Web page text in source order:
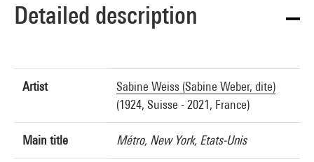
Detailed description
Artist
Sabine Weiss (Sabine Weber, dite)
(1924, Suisse - 2021, France)
Main title Métro, New York, Etats-Unis